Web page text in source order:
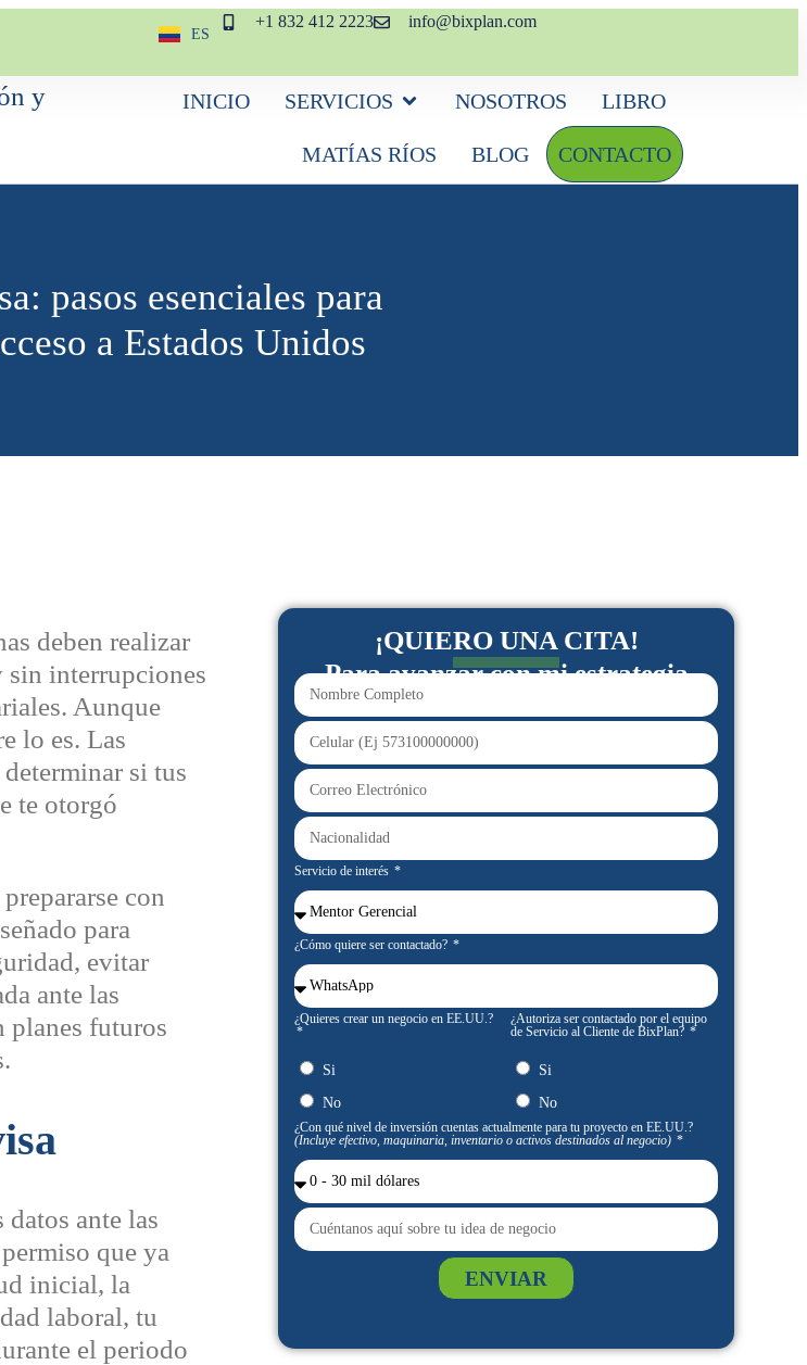
ES
EN
+1 832 412 2223 info@bixplan.com
INICIO SERVICIOS NOSOTROS LIBRO
MATÍAS RÍOS BLOG CONTACTO
pasos esenciales para
a Estados Unidos
deben realizar
sin interrupciones
Aunque
lo es. Las
si tus
te otorgó
con
para
evitar
ante las
planes futuros
ante las
que ya
inicial, la
laboral, tu
el periodo
¡QUIERO UNA CITA!
Para avanzar con mi estrategia
Servicio de interés
¿Cómo quiere ser contactado?
¿Quieres crear un negocio en EE.UU.?
Si
No
¿Autoriza ser contactado por el equipo
de Servicio al Cliente de BixPlan?
Si
No
¿Con qué nivel de inversión cuentas actualmente para tu proyecto en EE.UU.?
(Incluye efectivo, maquinaria, inventario o activos destinados al negocio)
ENVIAR